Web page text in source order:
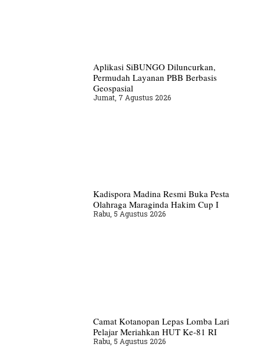
Aplikasi SiBUNGO Diluncurkan,
Permudah Layanan PBB Berbasis
Geospasial
Jumat, 7 Agustus 2026
Kadispora Madina Resmi Buka Pesta
Olahraga Maraginda Hakim Cup I
Rabu, 5 Agustus 2026
Camat Kotanopan Lepas Lomba Lari
Pelajar Meriahkan HUT Ke-81 RI
Rabu, 5 Agustus 2026